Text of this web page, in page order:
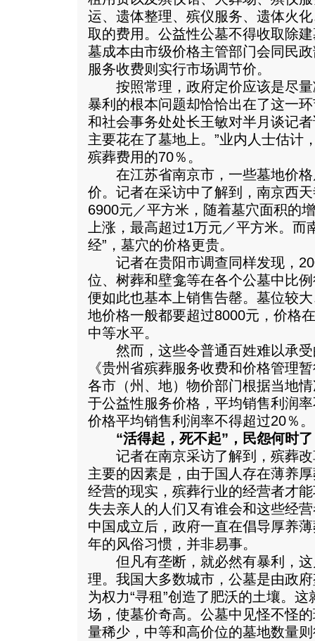
运、遗体整理、殡仪服务、遗体火
取的费用。公益性公墓不得收取除
墓成本由市级价格主管部门会同民
服务收费则实行市场调节价。
按照常理，政府定价应该是尽量
暴利的根本问题却恰恰出在了这一
和社会事务处处长王敏对半月谈记
主要花在了墓地上。”业内人士估计
殡葬费用的70％。
在江苏省南京市，一些墓地价格
价。记者在采访中了解到，南京西
6900元／平方米，随着墓穴面积的
上涨，最高超过1万元／平方米。而
经”，墓穴的价格更贵。
记者在贵阳市调查同样发现，
位、树葬和壁龛等在各个公墓中比
便如此也基本上销售告罄。墓位较
地价格一般都要超过8000元，价格
中等水平。
然而，这些令普通百姓难以承受
《贵州省殡葬服务收费和价格管理
各市（州、地）物价部门根据当地
于公益性服务价格，平均销售利润
价格平均销售利润率不得超过20％。
“活得起，死不起”，民怨何时了
记者在南京采访了解到，殡葬改
主要的因素是，由于国人存在薄养
经营的现实，殡葬行业的经营者才
失去亲人的人们又有谁会和这些经
中国成立后，政府一直在倡导厚养
年的风俗习惯，并非易事。
但凡有垄断，就必然有暴利，这
理。我国大多数城市，公墓是由政
为权力“寻租”创造了肥沃的土壤。
场，使墓价奇高。公墓中见怪不怪
量稀少，中等和高价位的墓地数量